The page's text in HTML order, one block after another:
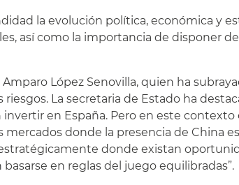
la evolución política, económica y
así como la importancia de disponer
López Senovilla, quien ha
La secretaria de Estado ha
en España. Pero en este
donde la presencia de China
donde existan
en reglas del juego equilibradas”.